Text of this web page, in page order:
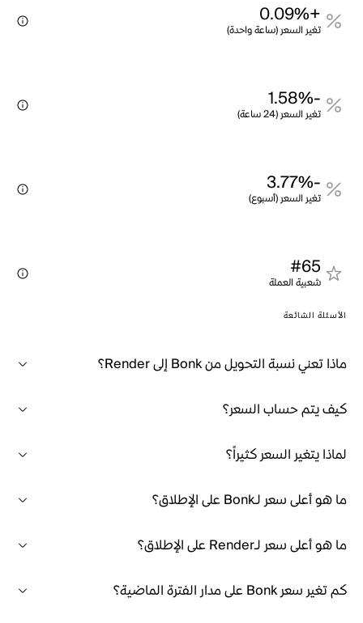
+0.09%
تغير السعر (ساعة واحدة)
-1.58%
تغير السعر (24 ساعة)
-3.77%
تغير السعر (أسبوع)
#65
شعبية العملة
الأسئلة الشائعة
ماذا تعني نسبة التحويل من Bonk إلى Render؟
كيف يتم حساب السعر؟
لماذا يتغير السعر كثيراً؟
ما هو أعلى سعر لـBonk على الإطلاق؟
ما هو أعلى سعر لـRender على الإطلاق؟
كم تغير سعر Bonk على مدار الفترة الماضية؟